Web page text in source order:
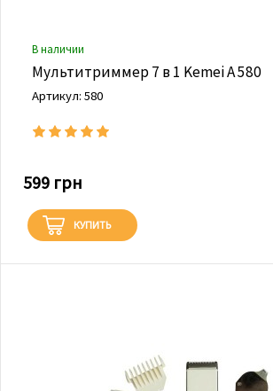
В наличии
Мультитриммер 7 в 1 Kemei А 580
Артикул: 580
599 грн
КУПИТЬ